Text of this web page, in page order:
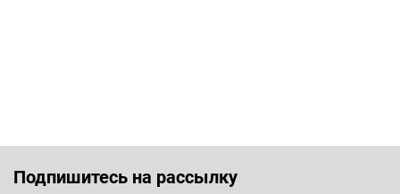
Подпишитесь на рассылку